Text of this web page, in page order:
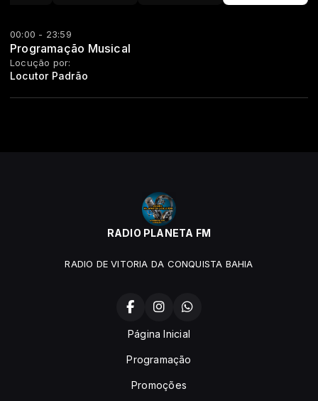
00:00 - 23:59
Programação Musical
Locução por:
Locutor Padrão
RADIO PLANETA FM
RADIO DE VITORIA DA CONQUISTA BAHIA
Página Inicial
Programação
Promoções